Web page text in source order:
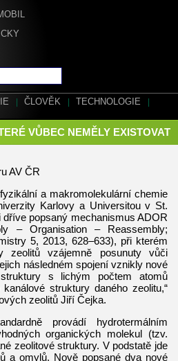
ČLOVĚK TECHNOLOGIE
VŮBEC NEMĚLY EXISTOVAT
AV ČR
a makromolekulární chemie
Karlovy a Universitou v St.
popsaný mechanismus ADOR
– Organisation – Reassembly;
5, 2013, 628–633), při kterém
zeolitů vzájemně posunuty vůči
následném spojení vznikly nové
s lichým počtem atomů
struktury daného zeolitu,“
zeolitů Jiří Čejka.
provádí hydrotermálním
organických molekul (tzv.
zeolitové struktury. V podstatě jde
a omylů. Nově popsané dva nové